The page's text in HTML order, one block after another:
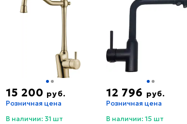
15 200 руб.
Розничная цена
В наличии: 31 шт
12 796 руб.
Розничная цена
В наличии: 15 шт